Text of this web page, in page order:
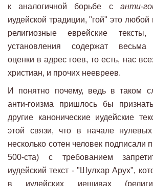
к аналогичной борьбе с анти-
иудейской традиции, "гой" это
религиозные еврейские
установления содержат весьма
оценки в адрес гоев, то есть, нас
христиан, и прочих неевреев.
И понятно почему, ведь в таком
анти-гоизма пришлось бы
другие канонические иудейские
этой связи, что в начале
несколько сотен человек подписали
500-ста) с требованием
иудейский текст - "Шулхар Арух",
в иудейских иешивах